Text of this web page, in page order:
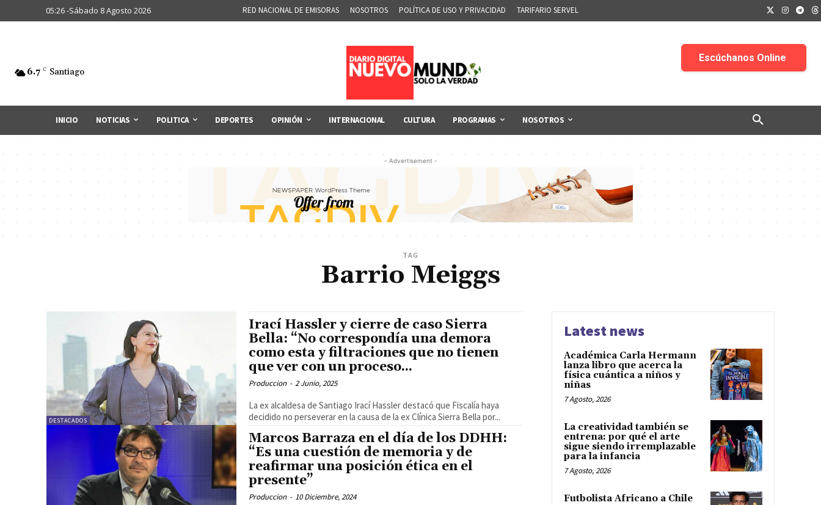
05:26 -Sábado 8 Agosto 2026 RED NACIONAL DE EMISORAS NOSOTROS POLÍTICA DE USO Y PRIVACIDAD TARIFARIO SERVEL
6.7 C Santiago
INICIO NOTICIAS POLITICA DEPORTES OPINIÓN INTERNACIONAL CULTURA PROGRAMAS NOSOTROS
- Advertisement -
TAG
Barrio Meiggs
DESTACADOS
Irací Hassler y cierre de caso Sierra
Bella: “No correspondía una demora
como esta y filtraciones que no tienen
que ver con un proceso...
Produccion - 2 Junio, 2025
La ex alcaldesa de Santiago Irací Hassler destacó que Fiscalía haya
decidido no perseverar en la causa de la ex Clínica Sierra Bella por...
Marcos Barraza en el día de los DDHH:
“Es una cuestión de memoria y de
reafirmar una posición ética en el
presente”
Produccion - 10 Diciembre, 2024
Latest news
Académica Carla Hermann
lanza libro que acerca la
física cuántica a niños y
niñas
7 Agosto, 2026
La creatividad también se
entrena: por qué el arte
sigue siendo irremplazable
para la infancia
7 Agosto, 2026
Futbolista Africano a Chile